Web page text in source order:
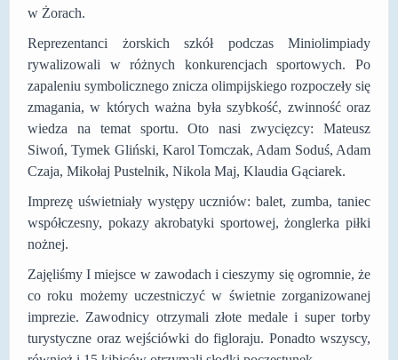
DOSTĘPNOŚĆ
POLITYKA PRYWATNOŚCI
RODO
EGZAMIN ÓSMOKLASISTY
STANDARDY OCHRONY MAŁOLETNICH
PROJEKT ,,SZKOŁY Z JAKOŚCIĄ – ROZWÓJ
KSZTAŁCENIA OGÓLNEGO NA TERENIE MIASTA
ŻORY”
REKRUTACJA 2026/2027
mLegitymacja
w Żorach.
Reprezentanci żorskich szkół podczas Miniolimpiady
rywalizowali w różnych konkurencjach sportowych. Po
zapaleniu symbolicznego znicza olimpijskiego rozpoczeły się
zmagania, w których ważna była szybkość, zwinność oraz
wiedza na temat sportu. Oto nasi zwycięzcy: Mateusz
Siwoń, Tymek Gliński, Karol Tomczak, Adam Soduś, Adam
Czaja, Mikołaj Pustelnik, Nikola Maj, Klaudia Gąciarek.
Imprezę uświetniały występy uczniów: balet, zumba, taniec
współczesny, pokazy akrobatyki sportowej, żonglerka piłki
nożnej.
Zajęliśmy I miejsce w zawodach i cieszymy się ogromnie, że
co roku możemy uczestniczyć w świetnie zorganizowanej
imprezie. Zawodnicy otrzymali złote medale i super torby
turystyczne oraz wejściówki do figloraju. Ponadto wszyscy,